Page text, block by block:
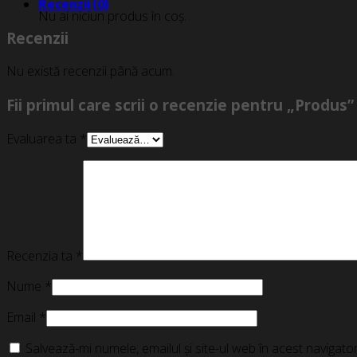
Nu ai niciun produs în coș.
Recenzii (0)
Recenzii
Nu există recenzii până acum.
Fii primul care scrii o recenzie pentru „Produs”
Evaluarea ta *
Recenzia ta *
Nume *
Email *
Salvează-mi numele, emailul și site-ul web în acest